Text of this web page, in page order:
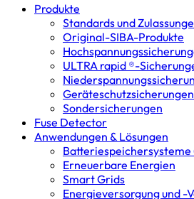
Produkte
Standards und
Original-SIBA-Produkte
ULTRA rapid ®-
Geräteschutz­sicherungen
Sondersicherungen
Fuse Detector
Anwendungen & Lösungen
Batterie­speicher­systeme
Erneuerbare Energien
Smart Grids
Energieversorgung und -